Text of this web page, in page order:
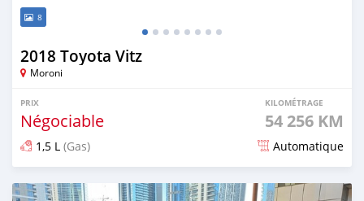
8
2018 Toyota Vitz
Moroni
PRIX
Négociable
KILOMÉTRAGE
54 256 KM
1,5 L (Gas) Automatique
Publié il y a 8 mois